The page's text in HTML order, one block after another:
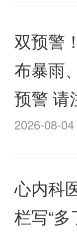
双预警
布暴雨
预警 请
2026-08-
心内科
栏写“多